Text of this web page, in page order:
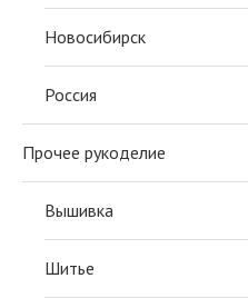
Новосибирск
Россия
Прочее рукоделие
Вышивка
Шитье